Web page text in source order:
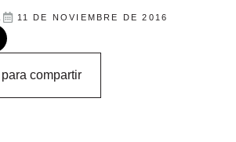
11 DE NOVIEMBRE DE 2016
compartir